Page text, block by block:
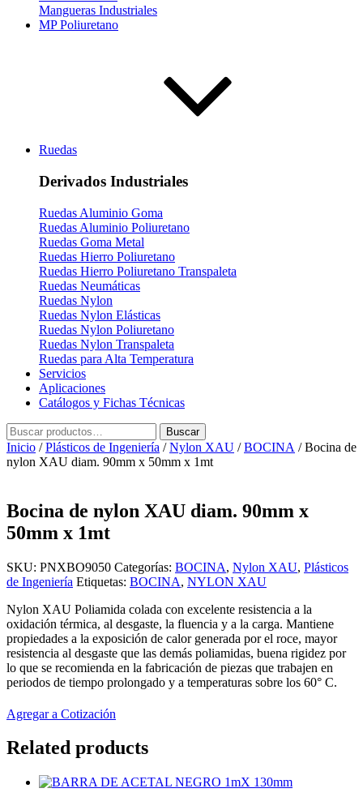
Mangueras Industriales
MP Poliuretano
Ruedas
Derivados Industriales
Ruedas Aluminio Goma
Ruedas Aluminio Poliuretano
Ruedas Goma Metal
Ruedas Hierro Poliuretano
Ruedas Hierro Poliuretano Transpaleta
Ruedas Neumáticas
Ruedas Nylon
Ruedas Nylon Elásticas
Ruedas Nylon Poliuretano
Ruedas Nylon Transpaleta
Ruedas para Alta Temperatura
Servicios
Aplicaciones
Catálogos y Fichas Técnicas
Buscar
por:
Buscar
Inicio /Plásticos de Ingeniería /Nylon XAU /BOCINA / Bocina de
nylon XAU diam. 90mm x 50mm x 1mt
Bocina de nylon XAU diam. 90mm x
50mm x 1mt
SKU: PNXBO9050 Categorías: BOCINA, Nylon XAU, Plásticos
de Ingeniería Etiquetas: BOCINA, NYLON XAU
Nylon XAU Poliamida colada con excelente resistencia a la
oxidación térmica, al desgaste, la fluencia y a la carga. Mantiene
propiedades a la exposición de calor generada por el roce, mayor
resistencia al desgaste que las demás poliamidas, buena rigidez por
lo que se recomienda en la fabricación de piezas que trabajen en
periodos de tiempo prolongado y a temperaturas sobre los 60° C.
Agregar a Cotización
Related products